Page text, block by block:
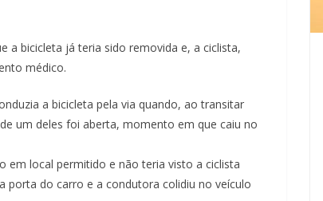
a bicicleta já teria sido removida e, a ciclista,
médico.
a bicicleta pela via quando, ao transitar
um deles foi aberta, momento em que caiu no
em local permitido e não teria visto a ciclista
porta do carro e a condutora colidiu no veículo